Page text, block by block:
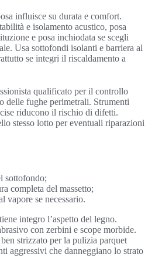
influisce su durata e comfort.
e isolamento acustico, posa
e posa inchiodata se scegli
Usa sottofondi isolanti e barriera al
se integri il riscaldamento a
qualificato per il controllo
delle fughe perimetrali. Strumenti
riducono il rischio di difetti.
stesso lotto per eventuali riparazioni
sottofondo;
completa del massetto;
vapore se necessario.
integro l’aspetto del legno.
con zerbini e scope morbide.
strizzato per la pulizia parquet
aggressivi che danneggiano lo strato